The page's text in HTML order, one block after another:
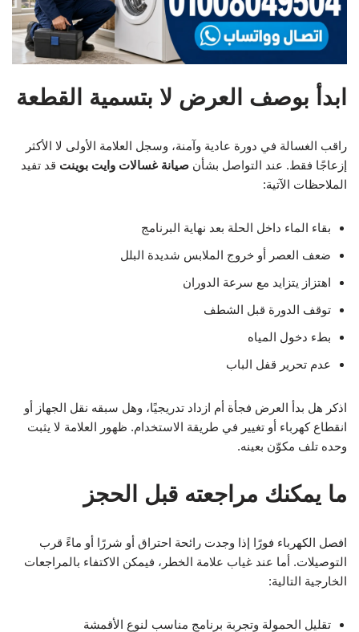
ابدأ بوصف العرض لا بتسمية القطعة
راقب الغسالة في دورة عادية وآمنة، وسجل العلامة الأولى لا الأكثر
إزعاجًا فقط. عند التواصل بشأن صيانة غسالات وايت بوينت قد تفيد
الملاحظات الآتية:
بقاء الماء داخل الحلة بعد نهاية البرنامج
ضعف العصر أو خروج الملابس شديدة البلل
اهتزاز يتزايد مع سرعة الدوران
توقف الدورة قبل الشطف
بطء دخول المياه
عدم تحرير قفل الباب
اذكر هل بدأ العرض فجأة أم ازداد تدريجيًا، وهل سبقه نقل الجهاز أو
انقطاع كهرباء أو تغيير في طريقة الاستخدام. ظهور العلامة لا يثبت
وحده تلف مكوّن بعينه.
ما يمكنك مراجعته قبل الحجز
افصل الكهرباء فورًا إذا وجدت رائحة احتراق أو شررًا أو ماءً قرب
التوصيلات. أما عند غياب علامة الخطر، فيمكن الاكتفاء بالمراجعات
الخارجية التالية:
تقليل الحمولة وتجربة برنامج مناسب لنوع الأقمشة